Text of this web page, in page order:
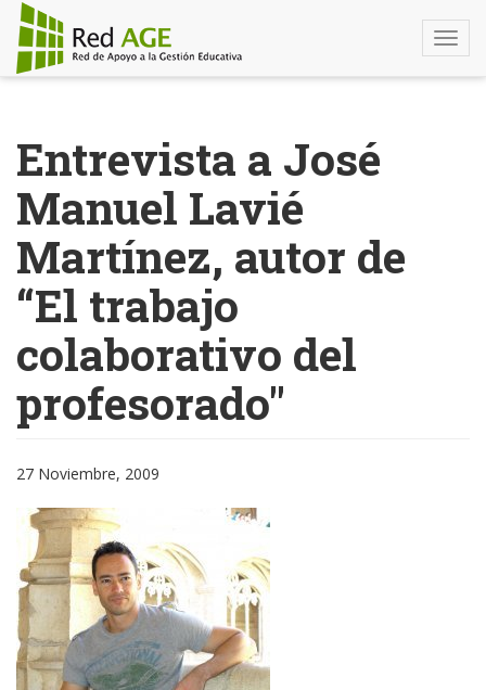
contenido
principal
Entrevista a José
Manuel Lavié
Martínez, autor de
“El trabajo
colaborativo del
profesorado"
27 Noviembre, 2009